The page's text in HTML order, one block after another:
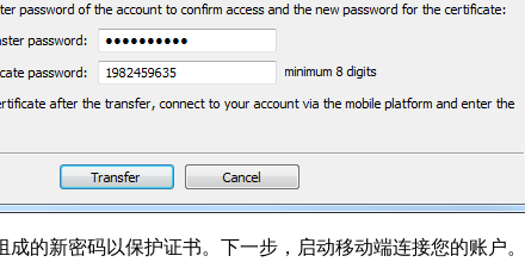
的新密码以保护证书。下一步，启动移动端连接您的账户